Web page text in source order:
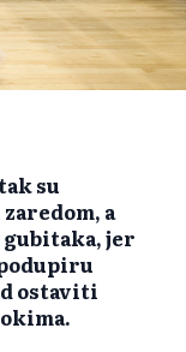
su
a
jer
ostaviti